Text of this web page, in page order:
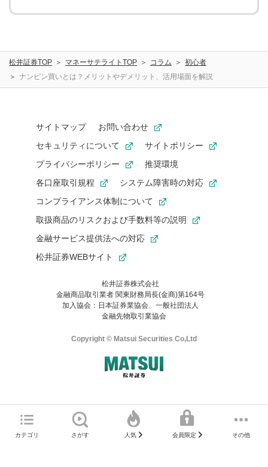
カテゴリ さがす 人気 会員限定 その他
松井証券TOP マネーサテライトTOP コラム
初心者
ナンピン買いとは？メリットやデメリット、活用場面を解説
サイトマップ
お問い合わせ
セキュリティについて
サイトポリシー
プライバシーポリシー
推奨環境
各口座取引規程
システム障害時の対応
コンプライアンス体制について
取扱商品のリスクおよび手数料等の説明
金融サービス提供法への対応
松井証券WEBサイト
松井証券株式会社
金融商品取引業者 関東財務局長(金商)第164号
加入協会：日本証券業協会、一般社団法人
金融先物取引業協会
Copyright © Matsui Securities Co,Ltd
マネーサテライトのWEBサイトへようこそ
直前にご覧いただいていたWEBサイトは、当社が作成したもので
ご利用の環境(Internet Explorer)は、本サイトの推奨環境外のた
め、
一部の機能が正常に動作しない可能性があります。
お気に入り機能は松井証券の会員限定の機能です。
お気に入り登録いただくと、後からいつでもお気に入りのコンテ
ンツを一覧でご確認いただけます。
ご利用いただくには口座開設が必要です。
はご利用の端末で一度ログインしてください。
ログイン